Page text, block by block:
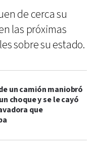
de cerca su
las próximas
sobre su estado.
un camión maniobró
choque y se le cayó
que